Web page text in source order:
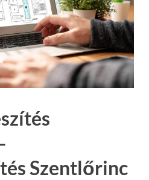
Szentlőrinc